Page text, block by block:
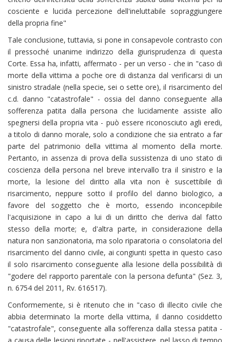
cosciente e lucida percezione dell'ineluttabile sopraggiungere
della propria fine"
Tale conclusione, tuttavia, si pone in consapevole contrasto con
il pressoché unanime indirizzo della giurisprudenza di questa
Corte. Essa ha, infatti, affermato - per un verso - che in "caso di
morte della vittima a poche ore di distanza dal verificarsi di un
sinistro stradale (nella specie, sei o sette ore), il risarcimento del
c.d. danno "catastrofale" - ossia del danno conseguente alla
sofferenza patita dalla persona che lucidamente assiste allo
spegnersi della propria vita - può essere riconosciuto agli eredi,
a titolo di danno morale, solo a condizione che sia entrato a far
parte del patrimonio della vittima al momento della morte.
Pertanto, in assenza di prova della sussistenza di uno stato di
coscienza della persona nel breve intervallo tra il sinistro e la
morte, la lesione del diritto alla vita non è suscettibile di
risarcimento, neppure sotto il profilo del danno biologico, a
favore del soggetto che è morto, essendo inconcepibile
l'acquisizione in capo a lui di un diritto che deriva dal fatto
stesso della morte; e, d'altra parte, in considerazione della
natura non sanzionatoria, ma solo riparatoria o consolatoria del
risarcimento del danno civile, ai congiunti spetta in questo caso
il solo risarcimento conseguente alla lesione della possibilità di
"godere del rapporto parentale con la persona defunta" (Sez. 3,
n. 6754 del 2011, Rv. 616517).
Conformemente, si è ritenuto che in "caso di illecito civile che
abbia determinato la morte della vittima, il danno cosiddetto
"catastrofale", conseguente alla sofferenza dalla stessa patita -